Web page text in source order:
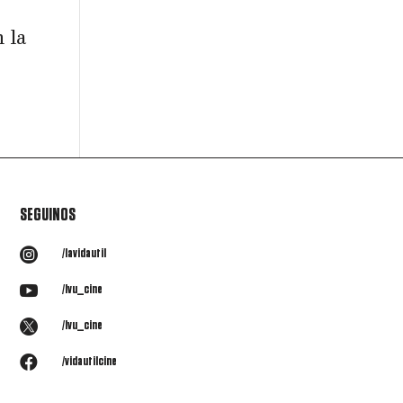
la
SEGUINOS
 /lavidautil
 /lvu_cine
 /lvu_cine
 /vidautilcine